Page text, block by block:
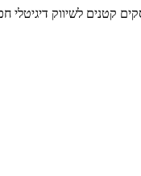
קטנים לשיווק